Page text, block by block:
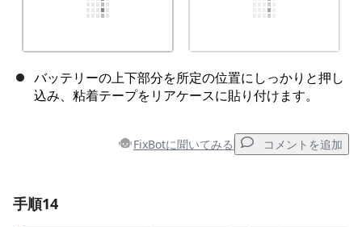
バッテリーの上下部分を所定の位置にしっかりと押し
込み、粘着テープをリアケースに貼り付けます。
FixBotに聞いてみる コメントを追加
手順14